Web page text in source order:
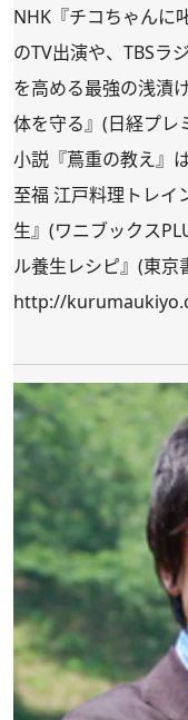
NHK『チコちゃんに
のTV出演や、TBSラ
を高める最強の浅漬
体を守る』(日経プレ
小説『蔦重の教え』
至福 江戸料理トレイ
生』(ワニブックス
ル養生レシピ』(東京
http://